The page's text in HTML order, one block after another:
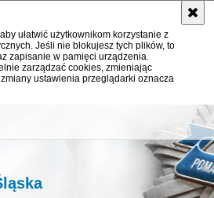
ułatwić użytkownikom korzystanie z
Jeśli nie blokujesz tych plików, to
zapisanie w pamięci urządzenia.
zarządzać cookies, zmieniając
ustawienia przeglądarki oznacza